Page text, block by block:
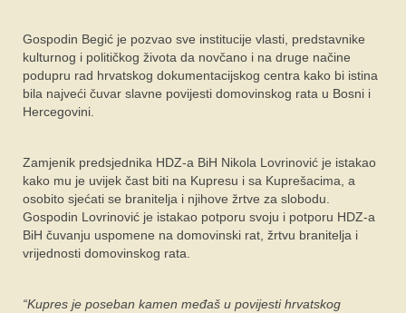
Gospodin Begić je pozvao sve institucije vlasti, predstavnike
kulturnog i političkog života da novčano i na druge načine
podupru rad hrvatskog dokumentacijskog centra kako bi istina
bila najveći čuvar slavne povijesti domovinskog rata u Bosni i
Hercegovini.
Zamjenik predsjednika HDZ-a BiH Nikola Lovrinović je istakao
kako mu je uvijek čast biti na Kupresu i sa Kuprešacima, a
osobito sjećati se branitelja i njihove žrtve za slobodu.
Gospodin Lovrinović je istakao potporu svoju i potporu HDZ-a
BiH čuvanju uspomene na domovinski rat, žrtvu branitelja i
vrijednosti domovinskog rata.
“Kupres je poseban kamen međaš u povijesti hrvatskog